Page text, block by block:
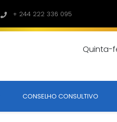
+ 244 222 336 095
Quinta-
CONSELHO CONSULTIVO